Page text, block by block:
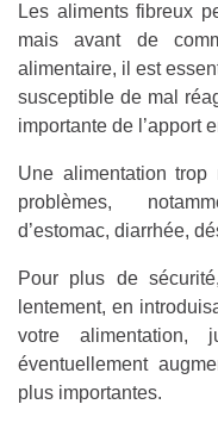
Les aliments fibreux
mais avant de
alimentaire, il est
susceptible de mal
importante de l’apport
Une alimentation
problèmes,
d’estomac, diarrhée,
Pour plus de
lentement, en
votre alimentation,
éventuellement
plus importantes.